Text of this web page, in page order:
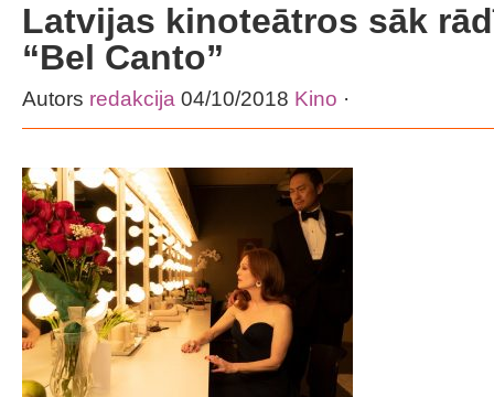
Latvijas kinoteātros sāk
“Bel Canto”
Autors redakcija 04/10/2018 Kino ·